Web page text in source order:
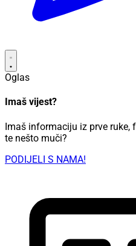
Oglas
Imaš vijest?
Imaš informaciju iz prve ruke,
te nešto muči?
PODIJELI S NAMA!